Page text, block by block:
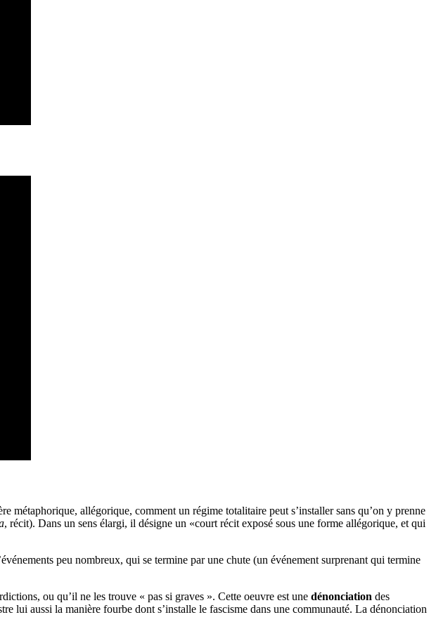
métaphorique, allégorique, comment un régime totalitaire peut s’installer sans qu’on y prenne
, récit). Dans un sens élargi, il désigne un «court récit exposé sous une forme allégorique, et qui
peu nombreux, qui se termine par une chute (un événement surprenant qui termine
ou qu’il ne les trouve « pas si graves ». Cette oeuvre est une dénonciation des
lui aussi la manière fourbe dont s’installe le fascisme dans une communauté. La dénonciation